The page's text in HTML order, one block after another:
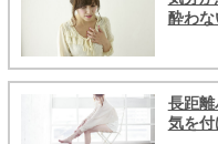
酔わな
長距
気を付